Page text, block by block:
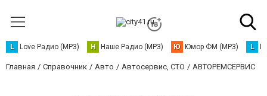
L Love Радио (MP3) Н Наше Радио (MP3) Ю Юмор ФМ (MP3) L
Главная Справочник Авто Автосервис, СТО АВТОРЕМСЕРВИС